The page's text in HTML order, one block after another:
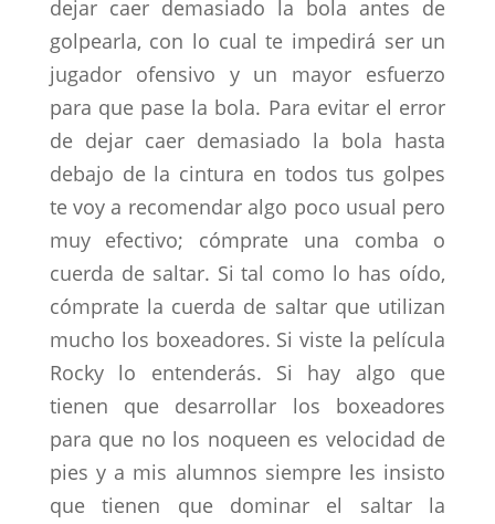
dejar caer demasiado la bola antes de
golpearla, con lo cual te impedirá ser un
jugador ofensivo y un mayor esfuerzo
para que pase la bola. Para evitar el error
de dejar caer demasiado la bola hasta
debajo de la cintura en todos tus golpes
te voy a recomendar algo poco usual pero
muy efectivo; cómprate una comba o
cuerda de saltar. Si tal como lo has oído,
cómprate la cuerda de saltar que utilizan
mucho los boxeadores. Si viste la película
Rocky lo entenderás. Si hay algo que
tienen que desarrollar los boxeadores
para que no los noqueen es velocidad de
pies y a mis alumnos siempre les insisto
que tienen que dominar el saltar la